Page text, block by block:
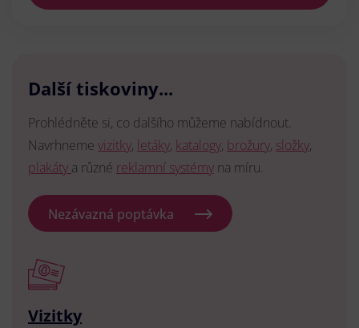
Další tiskoviny...
Prohlédněte si, co dalšího můžeme nabídnout.
Navrhneme vizitky, letáky, katalogy, brožury, složky,
plakáty a různé reklamní systémy na míru.
Nezávazná poptávka
Vizitky